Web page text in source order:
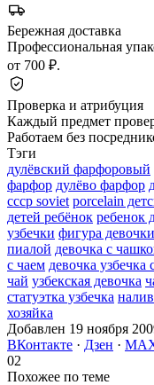
Бережная доставка
Профессиональная
от 700 ₽.
Проверка и атрибуция
Каждый предмет
Работаем без
Тэги
дулёвский фарфоровый
фарфор дулёво фарфор
ссср soviet porcelain
детей ребёнок ребенок
узбечки фигура девочки
пиалой девочка с
с чаем девочка узбечка
чай узбекская девочка
статуэтка узбечка
хозяйка
Добавлен 19 ноября
ВКонтакте · Дзен ·
02
Похожее по теме